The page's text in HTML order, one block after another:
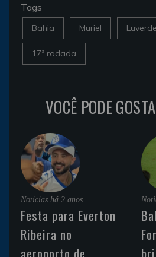
Tags
Bahia Muriel
17ª rodada
VOCÊ PODE
Noticias há 2 anos
Festa para Everton
Ribeira no
aeroporto de